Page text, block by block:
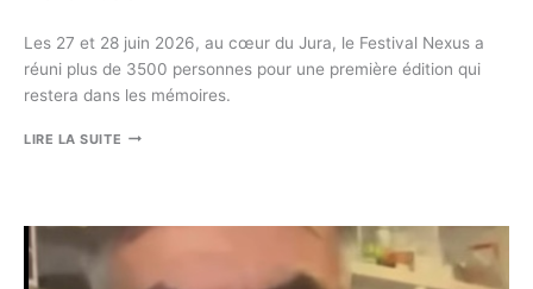
Les 27 et 28 juin 2026, au cœur du Jura, le Festival Nexus a
réuni plus de 3500 personnes pour une première édition qui
restera dans les mémoires.
LIRE LA SUITE FESTIVAL
RASSEMBLEMENT